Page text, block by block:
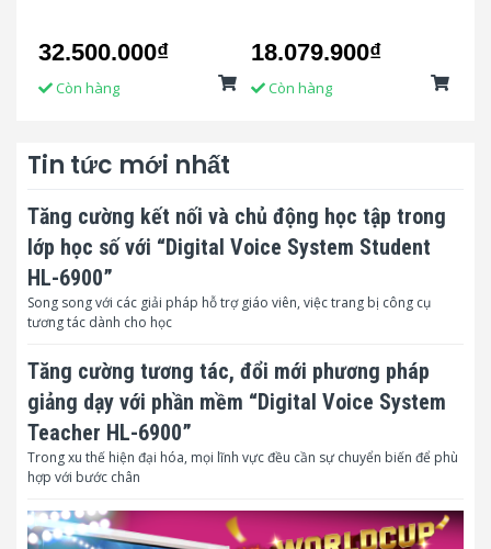
32.500.000₫
Còn hàng
18.079.900₫
Còn hàng
Tin tức mới nhất
Tăng cường kết nối và chủ động học tập trong
lớp học số với “Digital Voice System Student
HL-6900”
Song song với các giải pháp hỗ trợ giáo viên, việc trang bị công cụ
tương tác dành cho học
Tăng cường tương tác, đổi mới phương pháp
giảng dạy với phần mềm “Digital Voice System
Teacher HL-6900”
Trong xu thế hiện đại hóa, mọi lĩnh vực đều cần sự chuyển biến để phù
hợp với bước chân